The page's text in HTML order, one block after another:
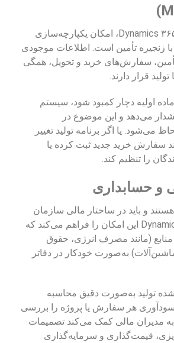
یکی از نقاط قوت Dynamics ۳۶۵، امکان یکپارچه‌سازی
با زنجیره تأمین است. اطلاعات موجودی
تأمین، سفارش‌های خرید و تحویل، همگی
قرار دارند.
اولیه دچار کمبود شود، سیستم
می‌دهد و این موضوع در
می‌شود. یا اگر برنامه تولید تغییر
سفارش خرید جدید ثبت کرده یا
را تنظیم کند.
و حسابداری
هستند و باید در ساختار مالی سازمان
لحاظ شوند. Dynamics ۳۶۵ این امکان را فراهم می‌کند که
منابع (مانند مصرف انرژی، حقوق
به‌صورت خودکار در دفاتر
تولید به‌صورت دقیق محاسبه
هر سفارش یا پروژه را بررسی
به مدیران مالی کمک می‌کند تصمیمات
قیمت‌گذاری و سرمایه‌گذاری